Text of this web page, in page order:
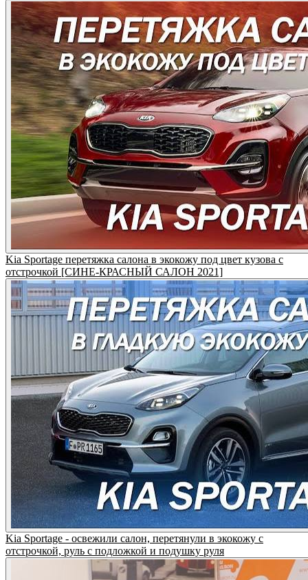
Kia Sportage перетяжка салона в экокожу под цвет кузова с
отстрочкой [СИНЕ-КРАСНЫЙ САЛОН 2021]
Kia Sportage - освежили салон, перетянули в экокожу с
отстрочкой, руль с подложкой и подушку руля